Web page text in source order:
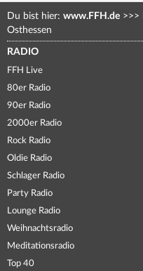
Du bist hier: www.FFH.de >>>
Osthessen
RADIO
FFH Live
80er Radio
90er Radio
2000er Radio
Rock Radio
Oldie Radio
Schlager Radio
Party Radio
Lounge Radio
Weihnachtsradio
Meditationsradio
Top 40